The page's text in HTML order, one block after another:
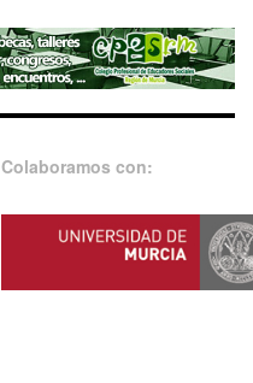
Colaboramos con: